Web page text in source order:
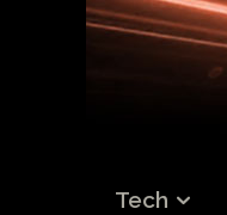
Tech